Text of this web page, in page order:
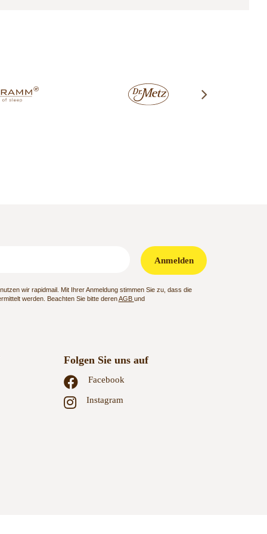
Anmelden
wir rapidmail. Mit Ihrer Anmeldung stimmen Sie zu, dass die
werden. Beachten Sie bitte derenAGB und
Folgen Sie uns auf
Facebook
Instagram